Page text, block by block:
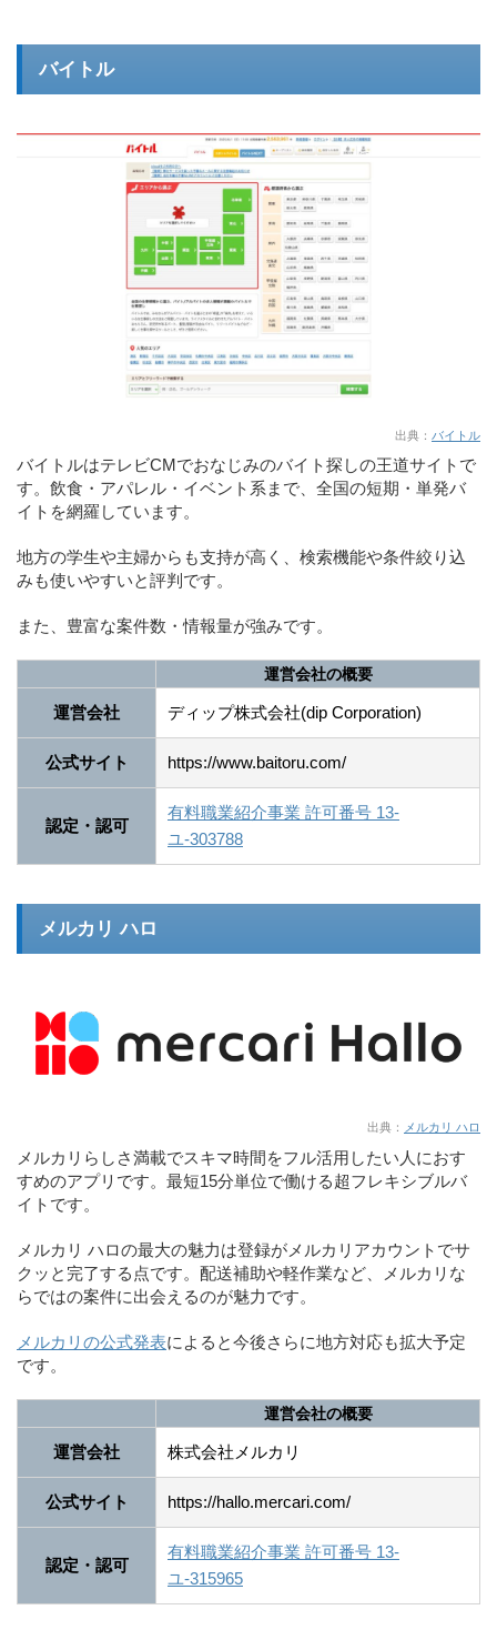
バイトル
出典： バイトル
バイトルはテレビCMでおなじみのバイト探しの王道サイトで
す。飲食・アパレル・イベント系まで、全国の短期・単発バ
イトを網羅しています。
地方の学生や主婦からも支持が高く、検索機能や条件絞り込
みも使いやすいと評判です。
また、豊富な案件数・情報量が強みです。
運営会社の概要
運営会社 ディップ株式会社(dip Corporation)
公式サイト https://www.baitoru.com/
認定・認可
有料職業紹介事業 許可番号 13-
ユ-303788
メルカリ ハロ
出典： メルカリ ハロ
メルカリらしさ満載でスキマ時間をフル活用したい人におす
すめのアプリです。最短15分単位で働ける超フレキシブルバ
イトです。
メルカリ ハロの最大の魅力は登録がメルカリアカウントでサ
クッと完了する点です。配送補助や軽作業など、メルカリな
らではの案件に出会えるのが魅力です。
メルカリの公式発表によると今後さらに地方対応も拡大予定
です。
運営会社の概要
運営会社 株式会社メルカリ
公式サイト https://hallo.mercari.com/
認定・認可
有料職業紹介事業 許可番号 13-
ユ-315965